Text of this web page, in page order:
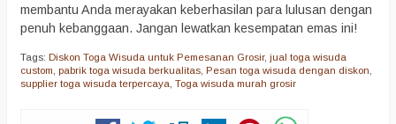
membantu Anda merayakan keberhasilan para lulusan dengan
penuh kebanggaan. Jangan lewatkan kesempatan emas ini!
Tags: Diskon Toga Wisuda untuk Pemesanan Grosir, jual toga wisuda
custom pabrik toga wisuda berkualitas Pesan toga wisuda dengan diskon
supplier toga wisuda terpercaya Toga wisuda murah grosir